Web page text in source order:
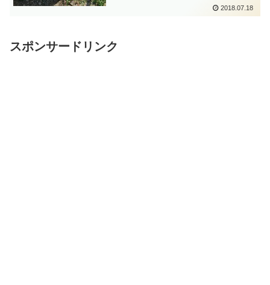
2018.07.18
スポンサードリンク